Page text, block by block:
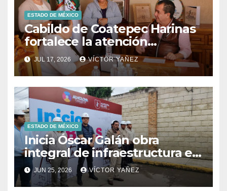
ESTADO DE MÉXICO
Cabildo de Coatepec Harinas
fortalece la atención
ciudadana y la toma de
decisiones
JUL 17, 2026 VÍCTOR YAÑEZ
ESTADO DE MÉXICO
Inicia Óscar Galán obra
integral de infraestructura en
Prolongación León Guzmán
JUN 25, 2026 VÍCTOR YAÑEZ